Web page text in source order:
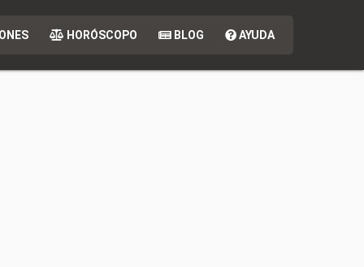
HORÓSCOPO BLOG AYUDA